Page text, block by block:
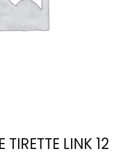
LINK 12